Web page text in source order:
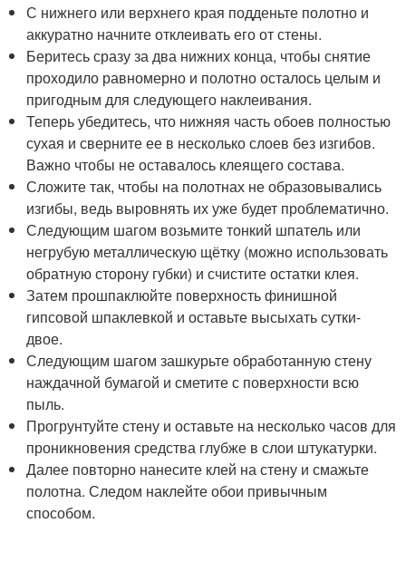
С нижнего или верхнего края подденьте полотно и
аккуратно начните отклеивать его от стены.
Беритесь сразу за два нижних конца, чтобы снятие
проходило равномерно и полотно осталось целым и
пригодным для следующего наклеивания.
Теперь убедитесь, что нижняя часть обоев полностью
сухая и сверните ее в несколько слоев без изгибов.
Важно чтобы не оставалось клеящего состава.
Сложите так, чтобы на полотнах не образовывались
изгибы, ведь выровнять их уже будет проблематично.
Следующим шагом возьмите тонкий шпатель или
негрубую металлическую щётку (можно использовать
обратную сторону губки) и счистите остатки клея.
Затем прошпаклюйте поверхность финишной
гипсовой шпаклевкой и оставьте высыхать сутки-
двое.
Следующим шагом зашкурьте обработанную стену
наждачной бумагой и сметите с поверхности всю
пыль.
Прогрунтуйте стену и оставьте на несколько часов для
проникновения средства глубже в слои штукатурки.
Далее повторно нанесите клей на стену и смажьте
полотна. Следом наклейте обои привычным
способом.